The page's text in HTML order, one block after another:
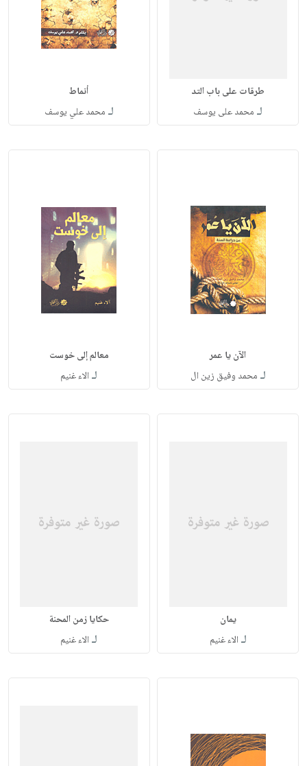
طرقات على باب التد
لـ محمد على يوسف
أنماط
لـ محمد علي يوسف
الآن يا عمر
لـ محمد وفيق زين ال
معالم إلى خوست
لـ الاء غنيم
يمان
لـ الاء غنيم
حكايا زمن المحنة
لـ الاء غنيم